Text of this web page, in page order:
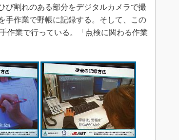
び割れのある部分をデジタルカメラで撮
手作業で野帳に記録する。そして、この
作業で行っている。「点検に関わる作業